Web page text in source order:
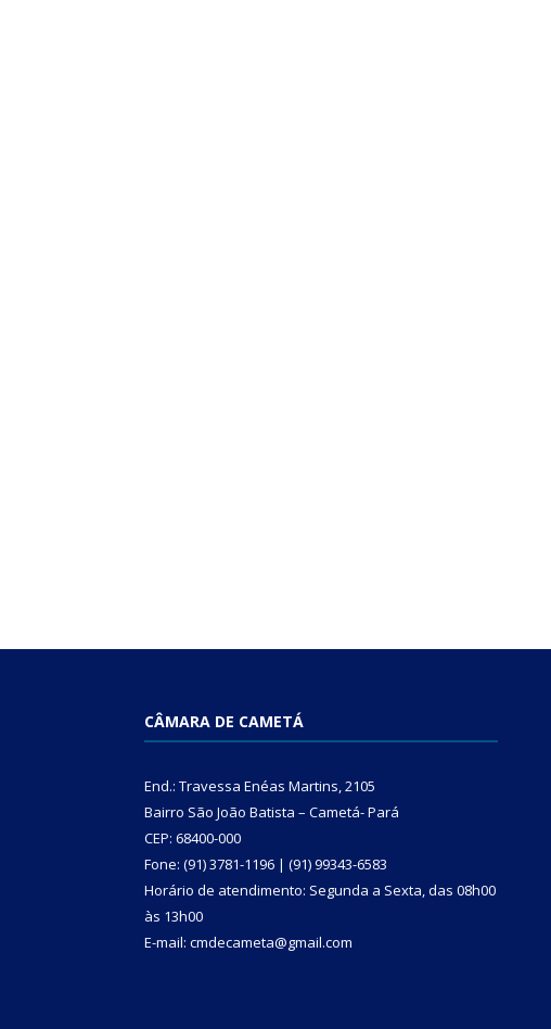
CÂMARA DE CAMETÁ
End.: Travessa Enéas Martins, 2105
Bairro São João Batista – Cametá- Pará
CEP: 68400-000
Fone: (91) 3781-1196 | (91) 99343-6583
Horário de atendimento: Segunda a Sexta, das 08h00
às 13h00
E-mail: cmdecameta@gmail.com